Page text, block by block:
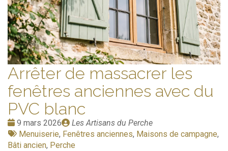
Arrêter de massacrer les
fenêtres anciennes avec du
PVC blanc
Date
:
9 mars 2026
Publié
par
Les Artisans du Perche
Tags
:
Menuiserie, Fenêtres anciennes, Maisons de campagne,
Bâti ancien, Perche